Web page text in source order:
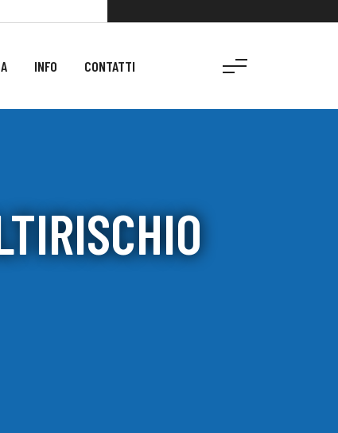
INFO CONTATTI